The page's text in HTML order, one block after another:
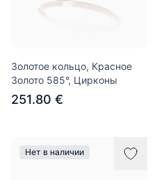
Золотое кольцо, Красное
Золото 585°, Цирконы
251.80 €
Нет в наличии